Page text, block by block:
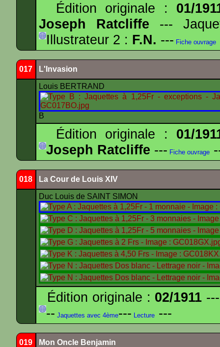
Édition originale : 01/
Joseph Ratcliffe ---
Illustrateur 2 : F.N. --- Fiche ouvrage
017 L'Invasion
Louis BERTRAND
B
Édition originale : 01/
Joseph Ratcliffe --- Fiche ouvrage
018 La Cour de Louis XIV
Duc Louis de SAINT SIMON
Édition originale : 02/1911
-- Jaquettes avec 4ème--- Lecture ---
019 Mon Oncle Benjamin